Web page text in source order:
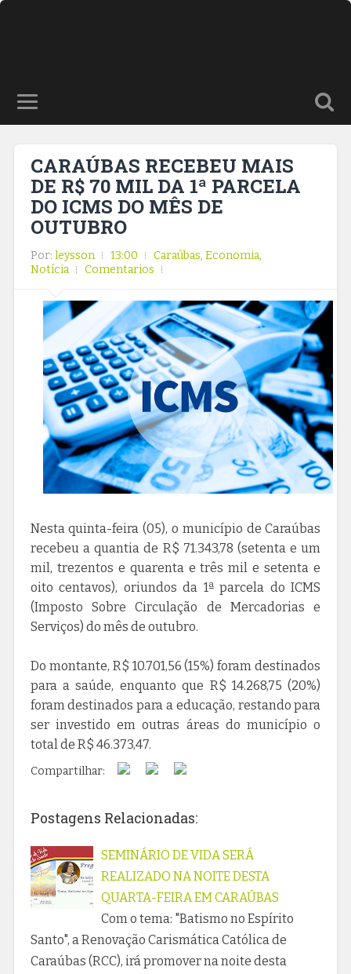
CARAÚBAS RECEBEU MAIS
DE R$ 70 MIL DA 1ª PARCELA
DO ICMS DO MÊS DE
OUTUBRO
Por: leysson 13:00 Caraúbas, Economia,
Notícia
Comentarios
Nesta quinta-feira (05), o município de Caraúbas
recebeu a quantia de R$ 71.343,78 (setenta e um
mil, trezentos e quarenta e três mil e setenta e
oito centavos), oriundos da 1ª parcela do ICMS
(Imposto Sobre Circulação de Mercadorias e
Serviços) do mês de outubro.
Do montante, R$ 10.701,56 (15%) foram destinados
para a saúde, enquanto que R$ 14.268,75 (20%)
foram destinados para a educação, restando para
ser investido em outras áreas do município o
total de R$ 46.373,47.
Compartilhar:
Postagens Relacionadas:
SEMINÁRIO DE VIDA SERÁ
REALIZADO NA NOITE DESTA
QUARTA-FEIRA EM CARAÚBAS
Com o tema: "Batismo no Espírito
Santo", a Renovação Carismática Católica de
Caraúbas (RCC), irá promover na noite desta